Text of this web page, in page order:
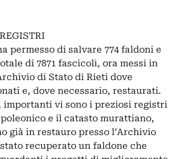
permesso di salvare 774 faldoni e
di 7871 fascicoli, ora messi in
di Stato di Rieti dove
e, dove necessario, restaurati.
importanti vi sono i preziosi registri
e il catasto murattiano,
già in restauro presso l’Archivio
recuperato un faldone che